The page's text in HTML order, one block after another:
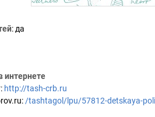
: да
интернете
: http://tash-crb.ru
: /tashtagol/lpu/57812-detskaya-